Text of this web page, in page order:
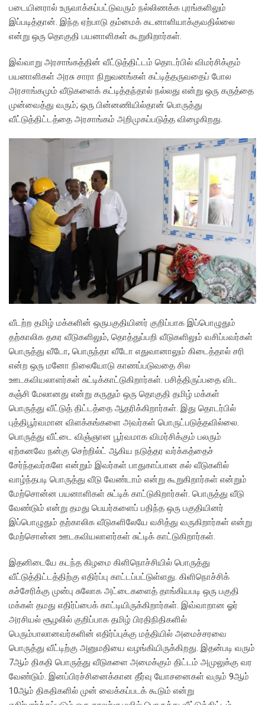
படையினரால் உருவாக்கப்பட்டுவரும் நல்லிணக்க புரங்களிலும்
இப்படித்தான். இந்த ஏற்பாடு தம்மைக் கடனாளியாக்குவதில்லை
என்று ஒரு தொகுதி பயனாளிகள் கூறுகிறார்கள்.
இவ்வாறு அரசாங்கத்தின் வீட்டுத்திட்டம் தொடர்பில் விமர்சிக்கும்
பயனாளிகள் அரசு சாரா நிறுவனங்கள் கட்டித்தருவதைப் போல
அரசாங்கமும் வீடுகளைக் கட்டித்தந்தால் நல்லது என்று ஒரு கருத்தை
முன்வைத்து வரும்; ஒரு பின்னணியில்தான் பொருத்து
வீட்டுத்திட்டத்தை அரசாங்கம் அறிமுகப்படுத்த விழைகிறது.
வீடற்ற தமிழ் மக்களின் ஒருபகுதியினர் குறிப்பாக இப்பொழுதும்
தற்காலிக தகர வீடுகளிலும், தொத்துப்பறி வீடுகளிலும் வசிப்பவர்கள்
பொருத்து வீடோ, பொருந்தா வீடோ எதுவானாலும் கிடைத்தால் சரி
என்ற ஒரு மனோ நிலையோடு காணப்படுவதை சில
ஊடகவியலாளர்கள் சுட்டிக்காட்டுகிறார்கள். பசித்திருப்பதை விட
கஞ்சி மேலானது என்று கருதும் ஒரு தொகுதி தமிழ் மக்கள்
பொருத்து வீட்டுத் திட்டத்தை ஆதரிக்கிறார்கள். இது தொடர்பில்
புத்திபூர்வமான விளக்கங்களை அவர்கள் பொருட்படுத்தவில்லை.
பொருத்து வீட்டை விஞ்ஞான பூர்வமாக விமர்சிக்கும் பலரும்
ஏற்கனவே நன்கு செற்றில்ட் ஆகிய நடுத்தர வர்க்கத்தைச்
சேர்ந்தவர்களே என்றும் இவர்கள் பாதுகாப்பான கல் வீடுகளில்
வாழ்ந்தபடி பொருத்து வீடு வேண்டாம் என்று கூறுகிறார்கள் என்றும்
மேற்சொன்ன பயனாளிகள் சுட்டிக் காட்டுகிறார்கள். பொருத்து வீடு
வேண்டும் என்று தமது பெயர்களைப் பதிந்த ஒரு பகுதியினர்
இப்பொழுதும் தற்காலிக வீடுகளிலேயே வசித்து வருகிறார்கள் என்று
மேற்சொன்ன ஊடகவியலாளர்கள் சுட்டிக் காட்டுகிறார்கள்.
இதனிடையே கடந்த கிழமை கிளிநொச்சியில் பொருத்து
வீட்டுத்திட்டத்திற்கு எதிர்ப்பு காட்டப்பட்டுள்ளது. கிளிநொச்சிக்
கச்சேரிக்கு முன்பு சுலோக அட்டைகளைத் தாங்கியபடி ஒரு பகுதி
மக்கள் தமது எதிர்ப்பைக் காட்டியிருக்கிறார்கள். இவ்வாறான ஓர்
அரசியல் சூழலில் குறிப்பாக தமிழ் பிரதிநிதிகளில்
பெரும்பாலானவர்களின் எதிர்ப்புக்கு மத்தியில் அமைச்சரவை
பொருத்து வீட்டிற்கு அனுமதியை வழங்கியிருக்கிறது. இதன்படி வரும்
7ஆம் திகதி பொருத்து வீடுகளை அமைக்கும் திட்டம் அமுலுக்கு வர
வேண்டும். இனப்பிரச்சினைக்கான தீர்வு யோசனைகள் வரும் 9ஆம்
10ஆம் திகதிகளில் முன் வைக்கப்படக் கூடும் என்று